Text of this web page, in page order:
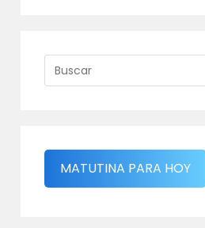
MATUTINA PARA HOY